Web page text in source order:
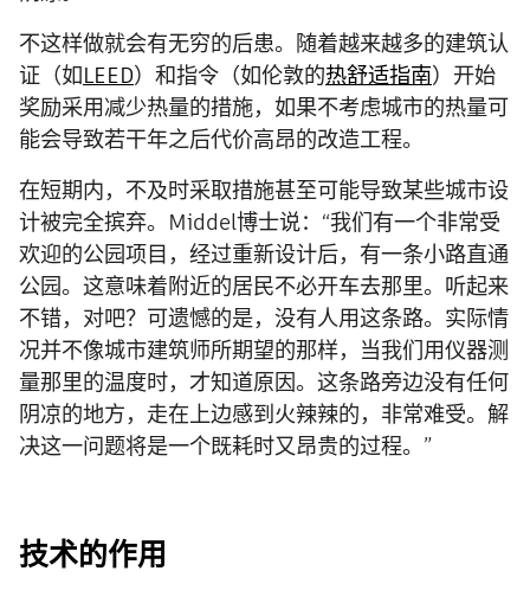
不这样做就会有无穷的后患。随着越来越多的建筑认
证（如LEED）和指令（如伦敦的热舒适指南）开始
奖励采用减少热量的措施，如果不考虑城市的热量可
能会导致若干年之后代价高昂的改造工程。
在短期内，不及时采取措施甚至可能导致某些城市设
计被完全摈弃。Middel博士说：“我们有一个非常受
欢迎的公园项目，经过重新设计后，有一条小路直通
公园。这意味着附近的居民不必开车去那里。听起来
不错，对吧？可遗憾的是，没有人用这条路。实际情
况并不像城市建筑师所期望的那样，当我们用仪器测
量那里的温度时，才知道原因。这条路旁边没有任何
阴凉的地方，走在上边感到火辣辣的，非常难受。解
决这一问题将是一个既耗时又昂贵的过程。”
技术的作用